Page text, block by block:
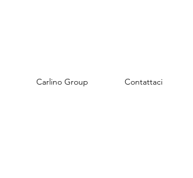
Carlino Group Contattaci